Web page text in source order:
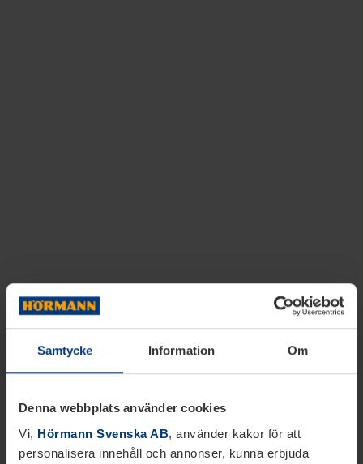
Samtycke Information Om
Denna webbplats använder cookies
Vi, Hörmann Svenska AB, använder kakor för att
personalisera innehåll och annonser, kunna erbjuda